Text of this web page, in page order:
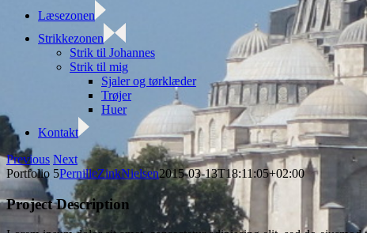
Læsezonen
Strikkezonen
Strik til Johannes
Strik til mig
Sjaler og tørklæder
Trøjer
Huer
Kontakt
Facebook
Twitter
Instagram
Previous Next
Portfolio 5PernilleZinkNielsen2015-03-13T18:11:05+02:00
Project Description